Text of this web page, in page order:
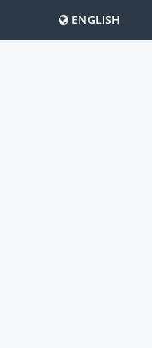
ENGLISH